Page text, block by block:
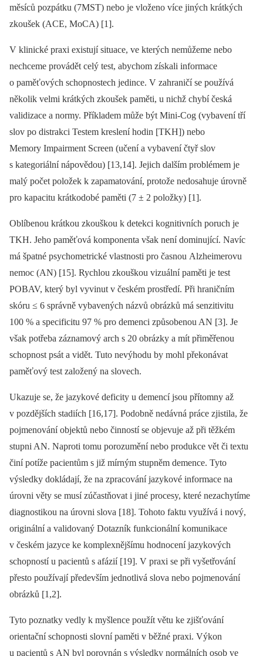
měsíců pozpátku (7MST) nebo je vloženo více jiných krátkých
zkoušek (ACE, MoCA) [1].
V klinické praxi existují situace, ve kterých nemůžeme nebo
nechceme provádět celý test, abychom získali informace
o paměťových schopnostech jedince. V zahraničí se používá
několik velmi krátkých zkoušek paměti, u nichž chybí česká
validizace a normy. Příkladem může být Mini-Cog (vybavení tří
slov po distrakci Testem kreslení hodin [TKH]) nebo
Memory Impairment Screen (učení a vybavení čtyř slov
s kategoriální nápovědou) [13,14]. Jejich dalším problémem je
malý počet položek k zapamatování, protože nedosahuje úrovně
pro kapacitu krátkodobé paměti (7 ± 2 položky) [1].
Oblíbenou krátkou zkouškou k detekci kognitivních poruch je
TKH. Jeho paměťová komponenta však není dominující. Navíc
má špatné psychometrické vlastnosti pro časnou Alzheimerovu
nemoc (AN) [15]. Rychlou zkouškou vizuální paměti je test
POBAV, který byl vyvinut v českém prostředí. Při hraničním
skóru ≤ 6 správně vybavených názvů obrázků má senzitivitu
100 % a specificitu 97 % pro demenci způsobenou AN [3]. Je
však potřeba záznamový arch s 20 obrázky a mít přiměřenou
schopnost psát a vidět. Tuto nevýhodu by mohl překonávat
paměťový test založený na slovech.
Ukazuje se, že jazykové deficity u demencí jsou přítomny až
v pozdějších stadiích [16,17]. Podobně nedávná práce zjistila, že
pojmenování objektů nebo činností se objevuje až při těžkém
stupni AN. Naproti tomu porozumění nebo produkce vět či textu
činí potíže pacientům s již mírným stupněm demence. Tyto
výsledky dokládají, že na zpracování jazykové informace na
úrovni věty se musí zúčastňovat i jiné procesy, které nezachytíme
diagnostikou na úrovni slova [18]. Tohoto faktu využívá i nový,
originální a validovaný Dotazník funkcionální komunikace
v českém jazyce ke komplexnějšímu hodnocení jazykových
schopností u pacientů s afázií [19]. V praxi se při vyšetřování
přesto používají především jednotlivá slova nebo pojmenování
obrázků [1,2].
Tyto poznatky vedly k myšlence použít větu ke zjišťování
orientační schopnosti slovní paměti v běžné praxi. Výkon
u pacientů s AN byl porovnán s výsledky normálních osob ve